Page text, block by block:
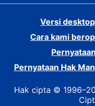
Versi desktop
Cara kami
Pernyataan Hak
Hak cipta ©